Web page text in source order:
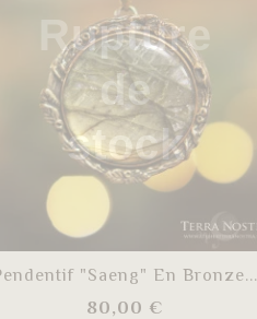
Rupture
de
stock
"Saeng" En Bronze...
80,00 €